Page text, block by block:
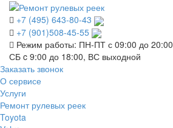
+7 (495) 643-80-43
+7 (901)508-45-55
Режим работы: ПН-ПТ с 09:00 до 20:00
СБ c 9:00 до 18:00, ВС выходной
Заказать звонок
О сервисе
Услуги
Ремонт рулевых реек
Toyota